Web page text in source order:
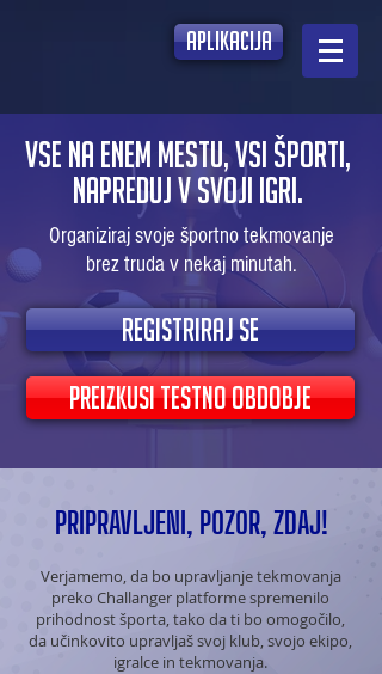
aplikacija
VSE NA ENEM MESTU, VSI ŠPORTI,
NAPREDUJ V SVOJI IGRI.
Organiziraj svoje športno tekmovanje
brez truda v nekaj minutah.
REGISTRIRAJ SE
PREIZKUSI TESTNO OBDOBJE
PRIPRAVLJENI, POZOR, ZDAJ!
Verjamemo, da bo upravljanje tekmovanja
preko Challanger platforme spremenilo
prihodnost športa, tako da ti bo omogočilo,
da učinkovito upravljaš svoj klub, svojo ekipo,
igralce in tekmovanja.